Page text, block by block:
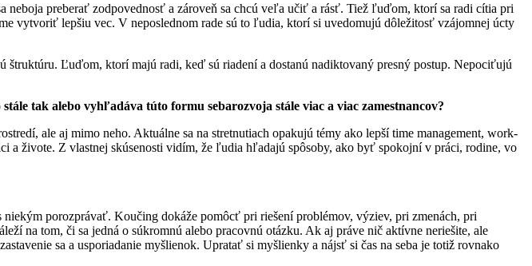
preberať zodpovednosť a zároveň sa chcú veľa učiť a rásť. Tiež ľuďom, ktorí sa radi cítia pri
vytvoriť lepšiu vec. V neposlednom rade sú to ľudia, ktorí si uvedomujú dôležitosť vzájomnej úcty
Ľuďom, ktorí majú radi, keď sú riadení a dostanú nadiktovaný presný postup. Nepociťujú
tak alebo vyhľadáva túto formu sebarozvoja stále viac a viac zamestnancov?
ale aj mimo neho. Aktuálne sa na stretnutiach opakujú témy ako lepší time management, work-
a živote. Z vlastnej skúsenosti vidím, že ľudia hľadajú spôsoby, ako byť spokojní v práci, rodine, vo
porozprávať. Koučing dokáže pomôcť pri riešení problémov, výziev, pri zmenách, pri
na tom, či sa jedná o súkromnú alebo pracovnú otázku. Ak aj práve nič aktívne neriešite, ale
sa a usporiadanie myšlienok. Upratať si myšlienky a nájsť si čas na seba je totiž rovnako